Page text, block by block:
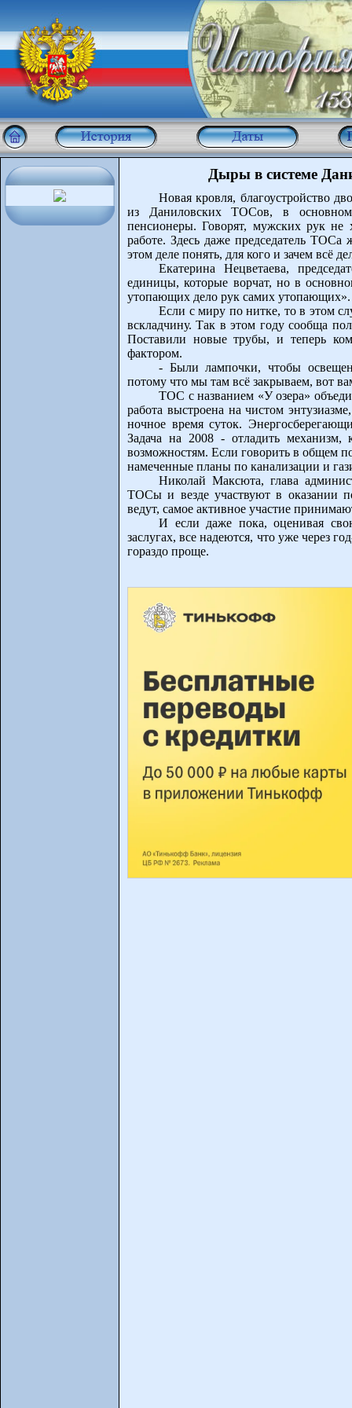
Дыры в системе
Новая кровля, благоустройство
из Даниловских ТОСов, в
пенсионеры. Говорят, мужских рук не
работе. Здесь даже председатель ТОСа
этом деле понять, для кого и зачем всё
Екатерина Нецветаева,
единицы, которые ворчат, но в
утопающих дело рук самих утопающих».
Если с миру по нитке, то в этом
вскладчину. Так в этом году сообща
Поставили новые трубы, и теперь
фактором.
- Были лампочки, чтобы
потому что мы там всё закрываем, вот
ТОС с названием «У озера»
работа выстроена на чистом
ночное время суток.
Задача на 2008 - отладить механизм,
возможностям. Если говорить в общем
намеченные планы по канализации и
Николай Максюта, глава
ТОСы и везде участвуют в оказании
ведут, самое активное участие
И если даже пока, оценивая
заслугах, все надеются, что уже через
гораздо проще.